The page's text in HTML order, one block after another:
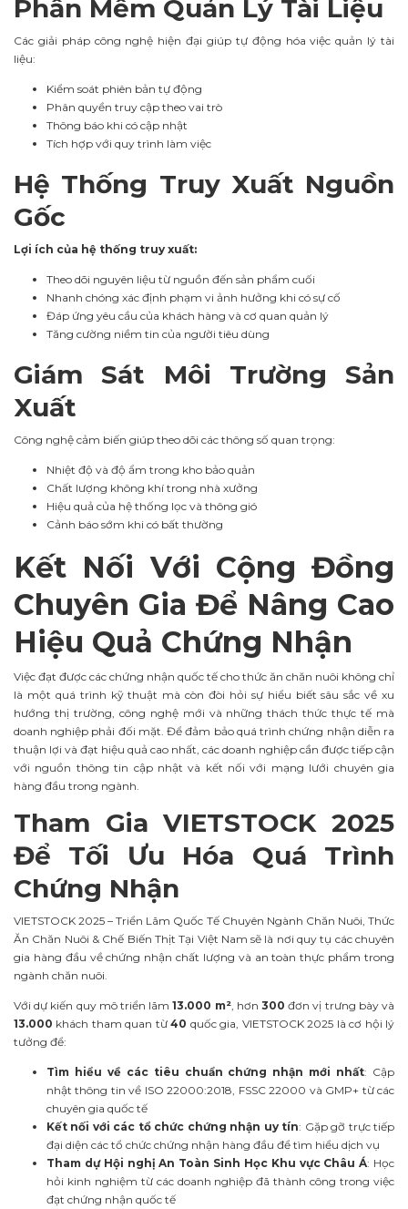
Phần Mềm Quản Lý Tài Liệu
Các giải pháp công nghệ hiện đại giúp tự động hóa việc quản lý tài
liệu:
Kiểm soát phiên bản tự động
Phân quyền truy cập theo vai trò
Thông báo khi có cập nhật
Tích hợp với quy trình làm việc
Hệ Thống Truy Xuất Nguồn
Gốc
Lợi ích của hệ thống truy xuất:
Theo dõi nguyên liệu từ nguồn đến sản phẩm cuối
Nhanh chóng xác định phạm vi ảnh hưởng khi có sự cố
Đáp ứng yêu cầu của khách hàng và cơ quan quản lý
Tăng cường niềm tin của người tiêu dùng
Giám Sát Môi Trường Sản
Xuất
Công nghệ cảm biến giúp theo dõi các thông số quan trọng:
Nhiệt độ và độ ẩm trong kho bảo quản
Chất lượng không khí trong nhà xưởng
Hiệu quả của hệ thống lọc và thông gió
Cảnh báo sớm khi có bất thường
Kết Nối Với Cộng Đồng
Chuyên Gia Để Nâng Cao
Hiệu Quả Chứng Nhận
Việc đạt được các chứng nhận quốc tế cho thức ăn chăn nuôi không chỉ
là một quá trình kỹ thuật mà còn đòi hỏi sự hiểu biết sâu sắc về xu
hướng thị trường, công nghệ mới và những thách thức thực tế mà
doanh nghiệp phải đối mặt. Để đảm bảo quá trình chứng nhận diễn ra
thuận lợi và đạt hiệu quả cao nhất, các doanh nghiệp cần được tiếp cận
với nguồn thông tin cập nhật và kết nối với mạng lưới chuyên gia
hàng đầu trong ngành.
Tham Gia VIETSTOCK 2025
Để Tối Ưu Hóa Quá Trình
Chứng Nhận
VIETSTOCK 2025 – Triển Lãm Quốc Tế Chuyên Ngành Chăn Nuôi, Thức
Ăn Chăn Nuôi & Chế Biến Thịt Tại Việt Nam sẽ là nơi quy tụ các chuyên
gia hàng đầu về chứng nhận chất lượng và an toàn thực phẩm trong
ngành chăn nuôi.
Với dự kiến quy mô triển lãm13.000 m², hơn300 đơn vị trưng bày và
13.000 khách tham quan từ40 quốc gia, VIETSTOCK 2025 là cơ hội lý
tưởng để:
Tìm hiểu về các tiêu chuẩn chứng nhận mới nhất: Cập
nhật thông tin về ISO 22000:2018, FSSC 22000 và GMP+ từ các
chuyên gia quốc tế
Kết nối với các tổ chức chứng nhận uy tín: Gặp gỡ trực tiếp
đại diện các tổ chức chứng nhận hàng đầu để tìm hiểu dịch vụ
Tham dự Hội nghị An Toàn Sinh Học Khu vực Châu Á: Học
hỏi kinh nghiệm từ các doanh nghiệp đã thành công trong việc
đạt chứng nhận quốc tế